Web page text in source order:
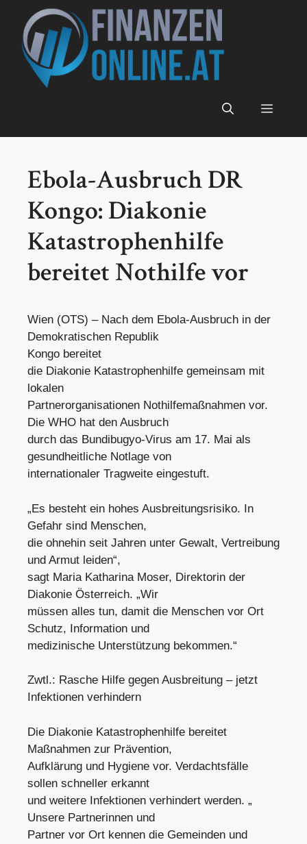
Inhalt
springen
Menü
Ebola-Ausbruch DR
Kongo: Diakonie
Katastrophenhilfe
bereitet Nothilfe vor
Wien (OTS) – Nach dem Ebola-Ausbruch in der
Demokratischen Republik
Kongo bereitet
die Diakonie Katastrophenhilfe gemeinsam mit
lokalen
Partnerorganisationen Nothilfemaßnahmen vor.
Die WHO hat den Ausbruch
durch das Bundibugyo-Virus am 17. Mai als
gesundheitliche Notlage von
internationaler Tragweite eingestuft.
„Es besteht ein hohes Ausbreitungsrisiko. In
Gefahr sind Menschen,
die ohnehin seit Jahren unter Gewalt, Vertreibung
und Armut leiden“,
sagt Maria Katharina Moser, Direktorin der
Diakonie Österreich. „Wir
müssen alles tun, damit die Menschen vor Ort
Schutz, Information und
medizinische Unterstützung bekommen.“
Zwtl.: Rasche Hilfe gegen Ausbreitung – jetzt
Infektionen verhindern
Die Diakonie Katastrophenhilfe bereitet
Maßnahmen zur Prävention,
Aufklärung und Hygiene vor. Verdachtsfälle
sollen schneller erkannt
und weitere Infektionen verhindert werden. „
Unsere Partnerinnen und
Partner vor Ort kennen die Gemeinden und